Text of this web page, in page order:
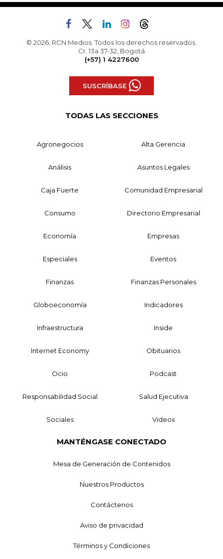
© 2026, RCN Medios. Todos los derechos reservados.
Cr. 13a 37-32, Bogotá
(+57) 1 4227600
SUSCRÍBASE
TODAS LAS SECCIONES
Agronegocios Alta Gerencia
Análisis Asuntos Legales
Caja Fuerte Comunidad Empresarial
Consumo Directorio Empresarial
Economía Empresas
Especiales Eventos
Finanzas Finanzas Personales
Globoeconomía Indicadores
Infraestructura Inside
Internet Economy Obituarios
Ocio Podcast
Responsabilidad Social Salud Ejecutiva
Sociales Videos
MANTÉNGASE CONECTADO
Mesa de Generación de Contenidos
Nuestros Productos
Contáctenos
Aviso de privacidad
Términos y Condiciones